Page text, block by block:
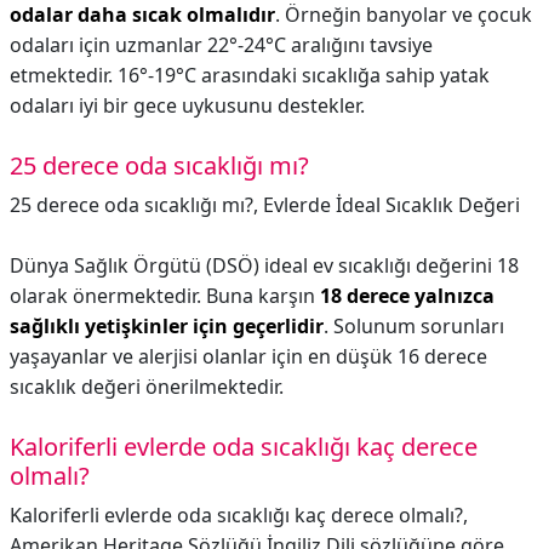
odalar daha sıcak olmalıdır. Örneğin banyolar ve çocuk
odaları için uzmanlar 22°-24°C aralığını tavsiye
etmektedir. 16°-19°C arasındaki sıcaklığa sahip yatak
odaları iyi bir gece uykusunu destekler.
25 derece oda sıcaklığı mı?
25 derece oda sıcaklığı mı?, Evlerde İdeal Sıcaklık Değeri
Dünya Sağlık Örgütü (DSÖ) ideal ev sıcaklığı değerini 18
olarak önermektedir. Buna karşın 18 derece yalnızca
sağlıklı yetişkinler için geçerlidir. Solunum sorunları
yaşayanlar ve alerjisi olanlar için en düşük 16 derece
sıcaklık değeri önerilmektedir.
Kaloriferli evlerde oda sıcaklığı kaç derece
olmalı?
Kaloriferli evlerde oda sıcaklığı kaç derece olmalı?,